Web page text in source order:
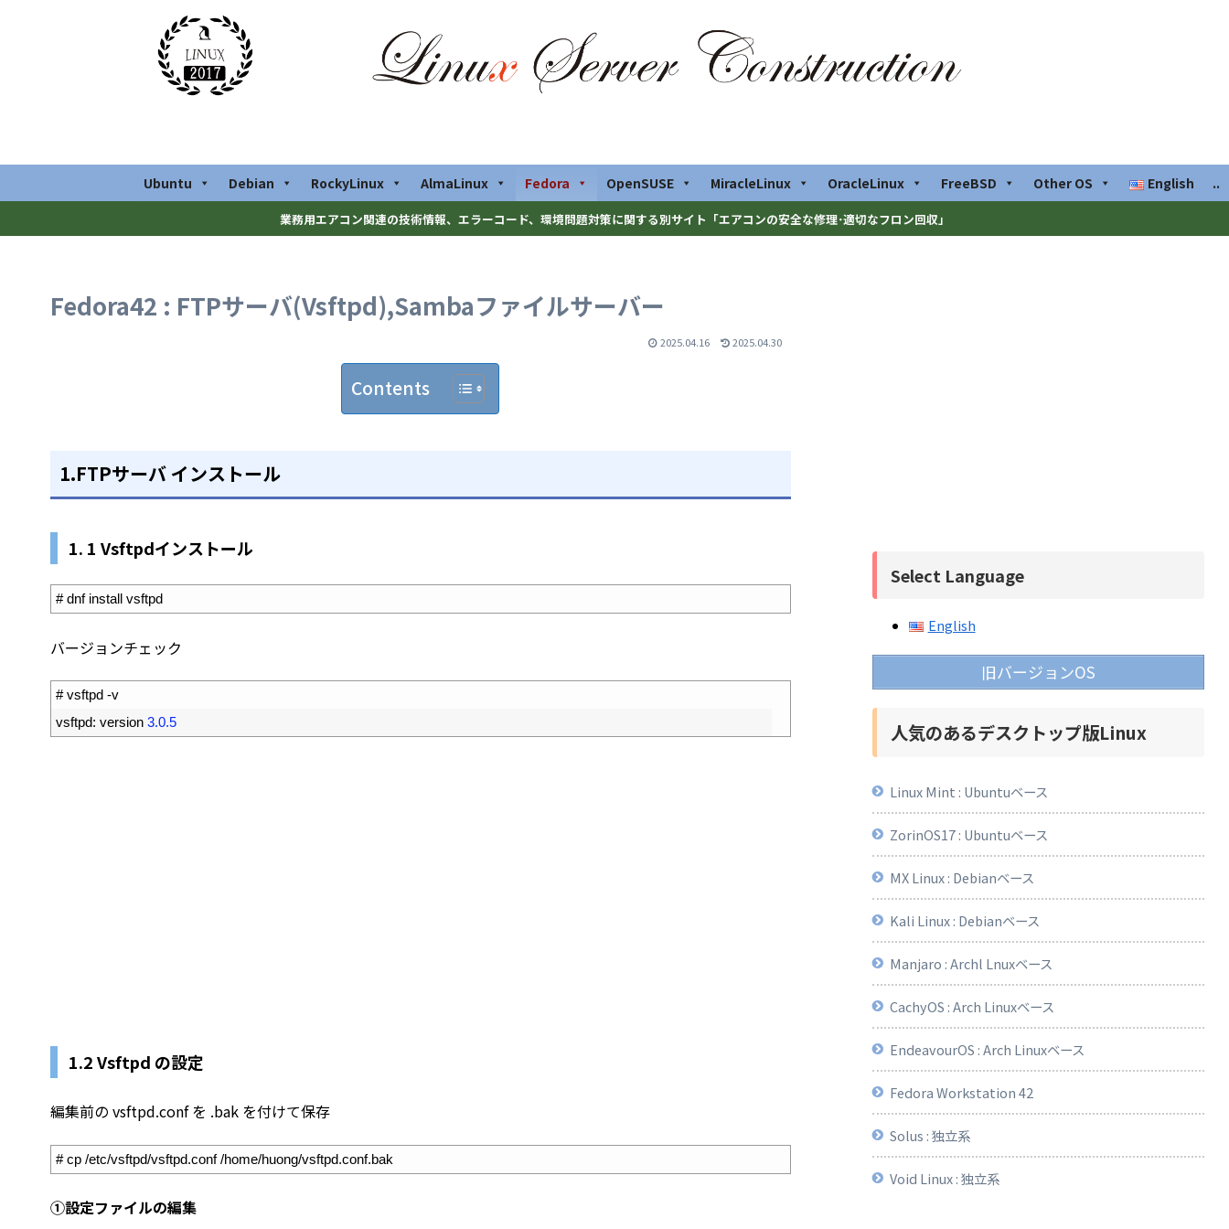
Ubuntu Debian RockyLinux AlmaLinux Fedora OpenSUSE MiracleLinux OracleLinux FreeBSD Other OS English ..
業務用エアコン関連の技術情報、エラーコード、環境問題対策に関する別サイト「エアコンの安全な修理･適切なフロン回収」
Fedora42 : FTPサーバ(Vsftpd),Sambaファイルサーバー
2025.04.16 2025.04.30
Contents
1.FTPサーバ インストール
1. 1 Vsftpdインストール
# dnf install vsftpd
バージョンチェック
# vsftpd -v
vsftpd: version 3.0.5
1.2 Vsftpd の設定
編集前の vsftpd.conf を .bak を付けて保存
# cp /etc/vsftpd/vsftpd.conf /home/huong/vsftpd.conf.bak
①設定ファイルの編集
Select Language
English
旧バージョンOS
人気のあるデスクトップ版Linux
Linux Mint : Ubuntuベース
ZorinOS17 : Ubuntuベース
MX Linux : Debianベース
Kali Linux : Debianベース
Manjaro : Archl Lnuxベース
CachyOS : Arch Linuxベース
EndeavourOS : Arch Linuxベース
Fedora Workstation 42
Solus : 独立系
Void Linux : 独立系